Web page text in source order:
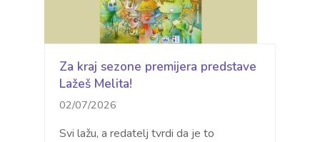
Za kraj sezone premijera predstave
Lažeš Melita!
02/07/2026
Svi lažu, a redatelj tvrdi da je to